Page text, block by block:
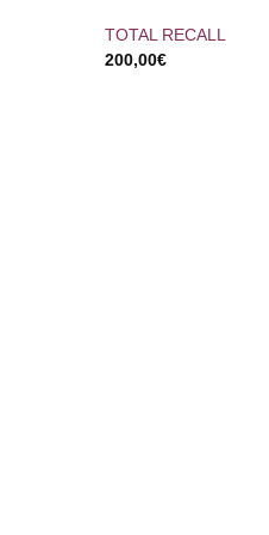
TOTAL RECALL
200,00€